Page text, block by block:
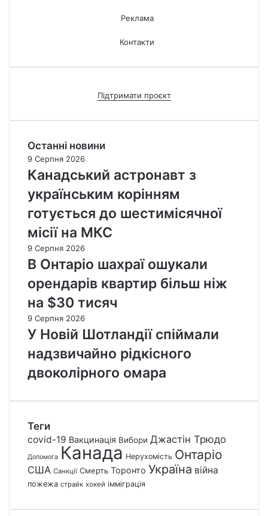
Реклама
Контакти
Підтримати проєкт
Останні новини
9 Серпня 2026
Канадський астронавт з
українським корінням
готується до шестимісячної
місії на МКС
9 Серпня 2026
В Онтаріо шахраї ошукали
орендарів квартир більш ніж
на $30 тисяч
9 Серпня 2026
У Новій Шотландії спіймали
надзвичайно рідкісного
двоколірного омара
Теги
covid-19 Вакцинація Вибори Джастін Трюдо
Допомога Канада Нерухомість Онтаріо
США Санкції Смерть Торонто Україна війна
пожежа страйк хокей імміграція